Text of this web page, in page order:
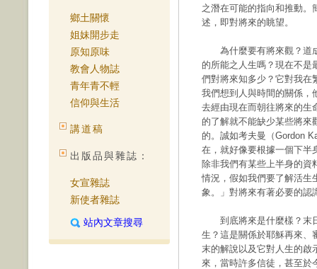
鄉土關懷
姐妹開步走
原知原味
教會人物誌
青年青不輕
信仰與生活
講道稿
出版品與雜誌：
女宣雜誌
新使者雜誌
站內文章搜尋
之潛在可能的指向和推動。
述，即對將來的眺望。
為什麼要有將來觀？道成
的所能之人生嗎？現在不是
們對將來知多少？它對我在
我們想到人與時間的關係，
去經由現在而朝往將來的生
的了解就不能缺少某些將來
的。誠如考夫曼（Gordon
在，就好像要根據一個下
除非我們有某些上半身的資
情況，假如我們要了解活生
象。」對將來有著必要的認
到底將來是什麼樣？末日
生？這是關係於耶穌再來、
末的解說以及它對人生的啟
來，當時許多信徒，甚至於